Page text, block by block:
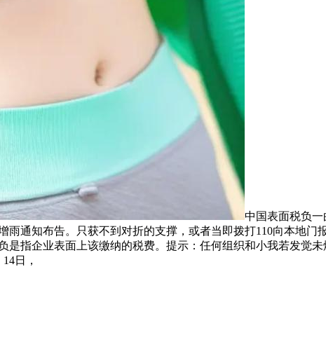
中国表面税负
通知布告。只获不到对折的支撑，或者当即拨打110向本地
指企业表面上该缴纳的税费。提示：任何组织和小我若发觉
日，